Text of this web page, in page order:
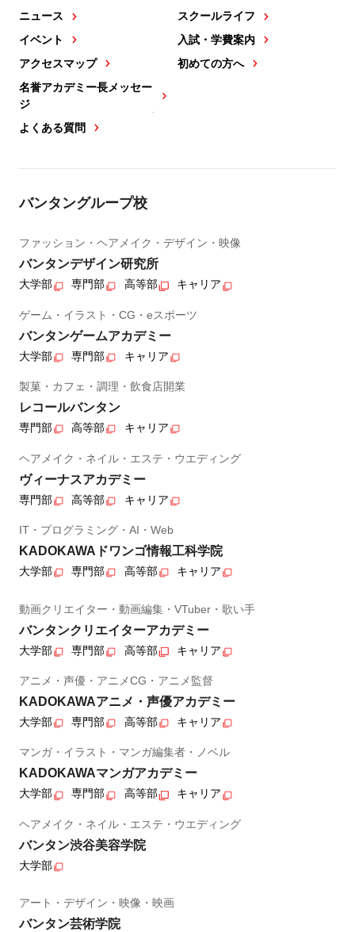
ニュース
イベント
アクセスマップ
名誉アカデミー長メッセー
ジ
よくある質問
スクールライフ
入試・学費案内
初めての方へ
バンタングループ校
ファッション・ヘアメイク・デザイン・映像
バンタンデザイン研究所
大学部 専門部 高等部 キャリア
ゲーム・イラスト・CG・eスポーツ
バンタンゲームアカデミー
大学部 専門部 キャリア
製菓・カフェ・調理・飲食店開業
レコールバンタン
専門部 高等部 キャリア
ヘアメイク・ネイル・エステ・ウエディング
ヴィーナスアカデミー
専門部 高等部 キャリア
IT・プログラミング・AI・Web
KADOKAWAドワンゴ情報工科学院
大学部 専門部 高等部 キャリア
動画クリエイター・動画編集・VTuber・歌い手
バンタンクリエイターアカデミー
大学部 専門部 高等部 キャリア
アニメ・声優・アニメCG・アニメ監督
KADOKAWAアニメ・声優アカデミー
大学部 専門部 高等部 キャリア
マンガ・イラスト・マンガ編集者・ノベル
KADOKAWAマンガアカデミー
大学部 専門部 高等部 キャリア
ヘアメイク・ネイル・エステ・ウエディング
バンタン渋谷美容学院
大学部
アート・デザイン・映像・映画
バンタン芸術学院